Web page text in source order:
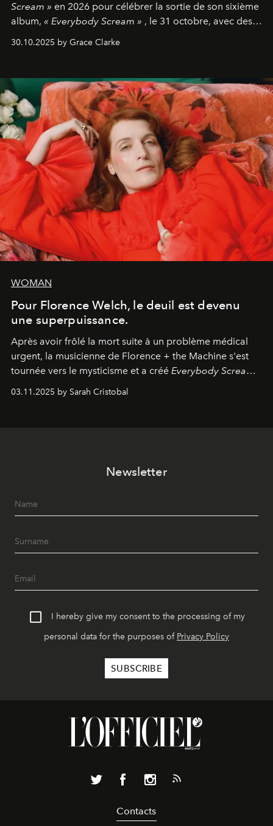
Scream » en 2026 pour célébrer la sortie de son sixième
album, « Everybody Scream » , le 31 octobre, avec des
dates nord-américaines débutant en avril prochain.
30.10.2025 by Grace Clarke
WOMAN
Pour Florence Welch, le deuil est devenu
une superpuissance.
Après avoir frôlé la mort suite à un problème médical
urgent, la musicienne de Florence + the Machine s'est
tournée vers le mysticisme et a créé Everybody Scream
l'un de ses albums les plus profonds à ce jour.
03.11.2025 by Sarah Cristobal
Newsletter
I hereby give my consent to the processing of my
personal data for the purposes of Privacy Policy
Contacts